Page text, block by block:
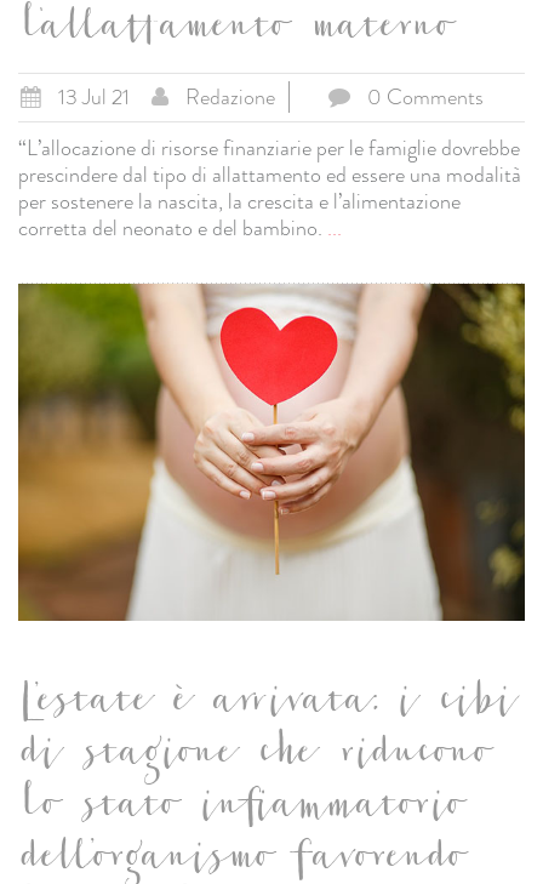
l'allattamento materno
13 Jul 21 Redazione
0 Comments
“L’allocazione di risorse finanziarie per le famiglie dovrebbe
prescindere dal tipo di allattamento ed essere una modalità
per sostenere la nascita, la crescita e l’alimentazione
corretta del neonato e del bambino. ...
L’estate è arrivata: i cibi
di stagione che riducono
lo stato infiammatorio
dell’organismo favorendo